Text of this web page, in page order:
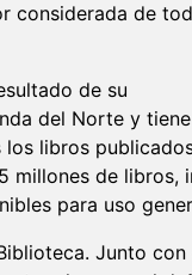
considerada de
de su
del Norte y tiene
libros
de libros,
para uso
Junto